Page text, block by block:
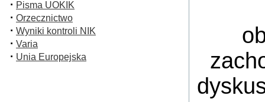
· Pisma UOKIK
· Orzecznictwo
· Wyniki kontroli NIK
· Varia
· Unia Europejska